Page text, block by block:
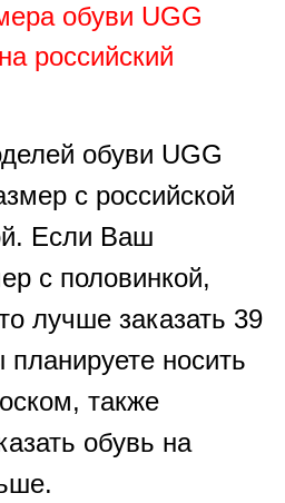
обуви UGG
российский
обуви UGG
с российской
Если Ваш
с половинкой,
лучше заказать 39
носить
также
обувь на